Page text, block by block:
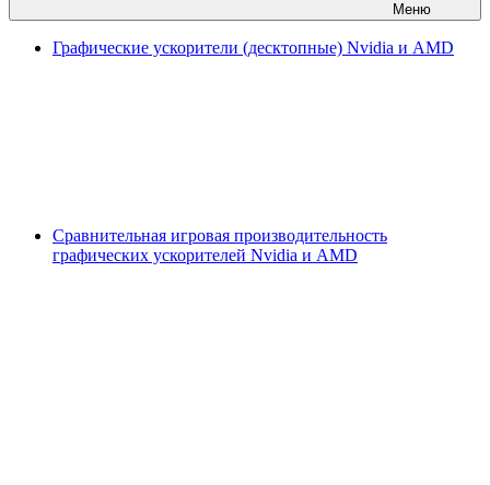
Меню
Графические ускорители (десктопные) Nvidia и AMD
Сравнительная игровая производительность
графических ускорителей Nvidia и AMD